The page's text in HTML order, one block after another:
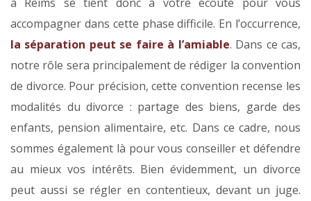
accompagner dans cette phase difficile. En l’occurrence,
la séparation peut se faire à l’amiable. Dans ce cas,
notre rôle sera principalement de rédiger la convention
de divorce. Pour précision, cette convention recense les
modalités du divorce : partage des biens, garde des
enfants, pension alimentaire, etc. Dans ce cadre, nous
sommes également là pour vous conseiller et défendre
au mieux vos intérêts. Bien évidemment, un divorce
peut aussi se régler en contentieux, devant un juge.